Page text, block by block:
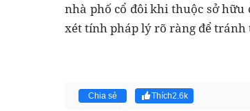
nhà phố cổ đôi khi thuộc sở
xét tính pháp lý rõ ràng để tránh
Chia sẻ Thích2.6k